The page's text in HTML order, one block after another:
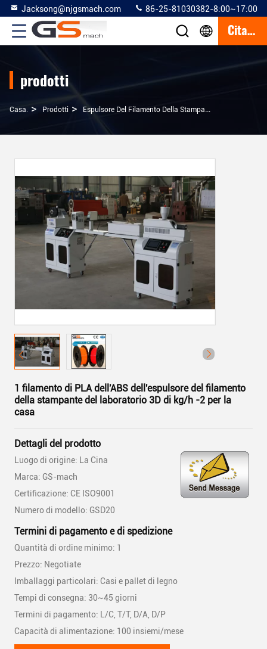
Jacksong@njgsmach.com 86-25-81030382-8:00~17:00
Citazione
prodotti
Casa. > Prodotti > Espulsore Del Filamento Della Stampante 3D
1 filamento di PLA dell'ABS dell'espulsore del filamento
della stampante del laboratorio 3D di kg/h -2 per la
casa
Dettagli del prodotto
Luogo di origine: La Cina
Marca: GS-mach
Certificazione: CE ISO9001
Numero di modello: GSD20
Termini di pagamento e di spedizione
Quantità di ordine minimo: 1
Prezzo: Negotiate
Imballaggi particolari: Casi e pallet di legno
Tempi di consegna: 30~45 giorni
Termini di pagamento: L/C, T/T, D/A, D/P
Capacità di alimentazione: 100 insiemi/mese